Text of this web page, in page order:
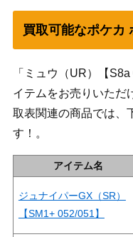
買取可能なポケカ
「ミュウ（UR）【
イテムをお売りいただ
取表関連の商品では、
す！。
アイテム名
ジュナイパーGX（SR）
【SM1+ 052/051】